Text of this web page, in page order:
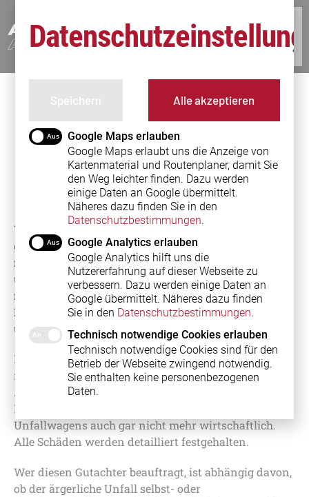
WER ZAHLT NACH
EINEM UNFALL DAS
GUTACHTEN?
Viele Berliner und Brandenburg: Nach einem Unfall
geht der Stress erst richtig los. In der Regel muss
nämlich
ein Sachverständiger das Auto anschauen
und die ungefähre Schadenshöhe einschätzen. Doch
nicht immer werden die Kosten des mehrere hundert
Euro teuren Gutachtens von der Versicherung
übernommen.
Der Sachverständige listet unter anderem die
notwendigen Reparaturen auf und gibt einen
Ausblick auf die zu erwartenden Gesamtkosten.
Manchmal ist eine Instandsetzung eines
Unfallwagens auch gar nicht mehr wirtschaftlich.
Alle Schäden werden detailliert festgehalten.
Wer diesen Gutachter beauftragt, ist abhängig davon,
ob der ärgerliche Unfall selbst- oder
Technisch notwendige Cookies erlauben
Technisch notwendige Cookies sind für den
Betrieb der Webseite zwingend notwendig.
Sie enthalten keine personenbezogenen
Daten.
Google Analytics erlauben
Google Analytics hilft uns die
Nutzererfahrung auf dieser Webseite zu
verbessern. Dazu werden einige Daten an
Google übermittelt. Näheres dazu finden
Sie in den Datenschutzbestimmungen.
Google Maps erlauben
Google Maps erlaubt uns die Anzeige von
Kartenmaterial und Routenplaner, damit Sie
den Weg leichter finden. Dazu werden
einige Daten an Google übermittelt.
Näheres dazu finden Sie in den
Datenschutzbestimmungen.
Speichern Alle akzeptieren